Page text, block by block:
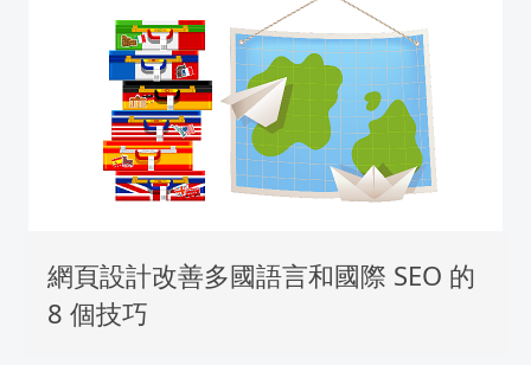
網頁設計改善多國語言和國際 SEO 的
8 個技巧